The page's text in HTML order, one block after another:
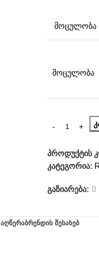
ᲛᲝᲪᲣᲚᲝᲑᲐ
ᲛᲝᲪᲣᲚᲝᲑᲐ
პროდუქტის
კატეგორია:
გაზიარება:
ᲐᲦᲬᲔᲠᲐᲑᲠᲔᲜᲓᲘᲡ ᲨᲔᲡᲐᲮᲔᲑ